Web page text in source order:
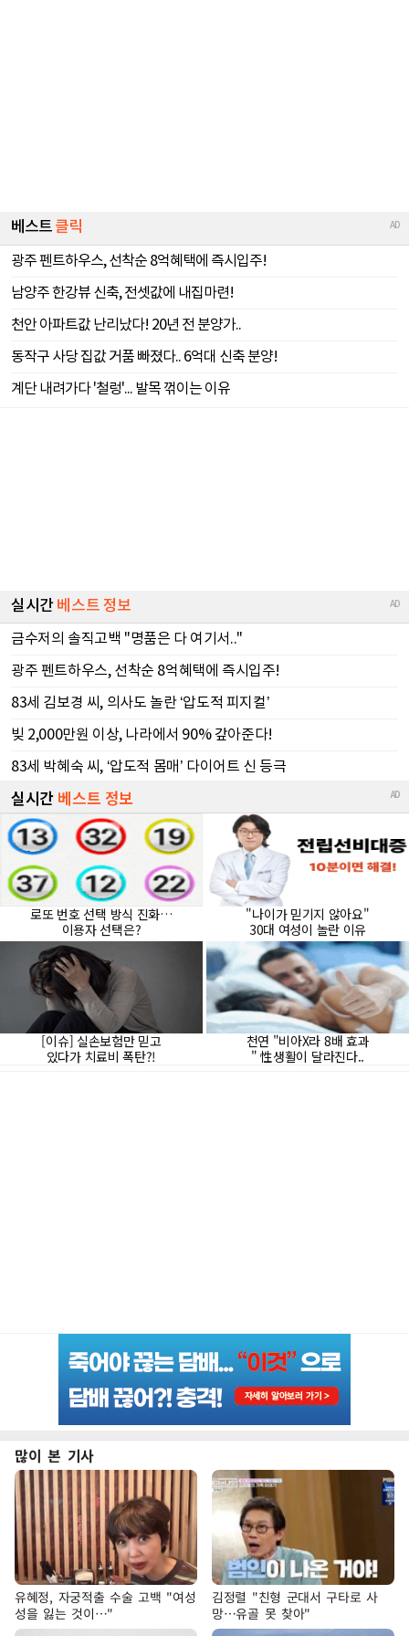
많이 본 기사
유혜정, 자궁적출 수술 고백 "여성
성을 잃는 것이…"
김정렬 "친형 군대서 구타로 사
망…유골 못 찾아"